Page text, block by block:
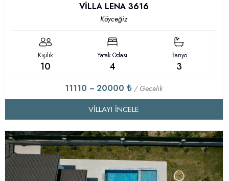
VİLLA LENA 3616
Köyceğiz
Kişilik
10
Yatak Odası
4
Banyo
3
11110 ~ 20000 ₺ / Gecelik
VILLAYI İNCELE